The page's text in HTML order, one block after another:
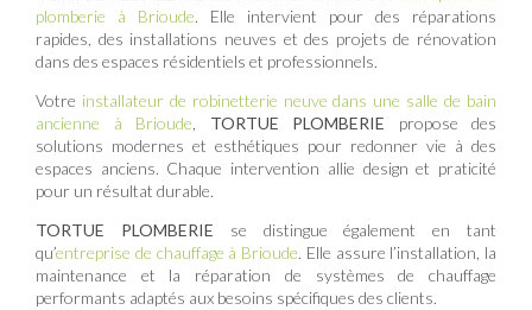
plomberie à Brioude. Elle intervient pour des réparations
rapides, des installations neuves et des projets de rénovation
dans des espaces résidentiels et professionnels.
Votre installateur de robinetterie neuve dans une salle de bain
ancienne à Brioude
TORTUE PLOMBERIE propose des
solutions modernes et esthétiques pour redonner vie à des
espaces anciens. Chaque intervention allie design et praticité
pour un résultat durable.
TORTUE PLOMBERIE se distingue également en tant
qu’entreprise de chauffage à Brioude. Elle assure l’installation, la
maintenance et la réparation de systèmes de chauffage
performants adaptés aux besoins spécifiques des clients.